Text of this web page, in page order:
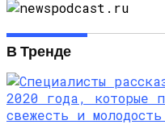
В Тренде